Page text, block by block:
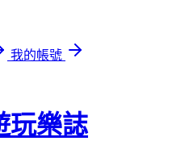
我的帳號
玩樂誌